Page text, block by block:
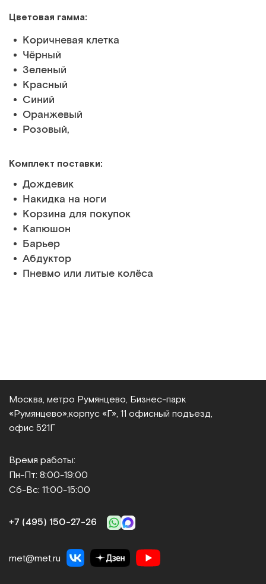
Цветовая гамма:
Коричневая клетка
Чёрный
Зеленый
Красный
Синий
Оранжевый
Розовый,
Комплект поставки:
Дождевик
Накидка на ноги
Корзина для покупок
Капюшон
Барьер
Абдуктор
Пневмо или литые колёса
Москва, метро Румянцево, Бизнес‑парк
«Румянцево», корпус «Г», 11 офисный подъезд,
офис 521Г
Время работы:
Пн-Пт: 8:00-19:00
Сб-Вс: 11:00-15:00
+7 (495) 150‑27‑26
met@met.ru